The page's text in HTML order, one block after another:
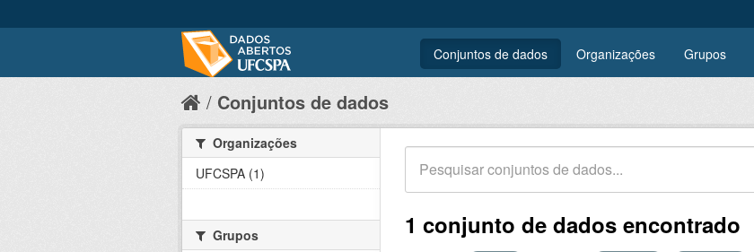
Conjuntos de dados Organizações Grupos
Conjuntos de dados
1 conjunto de dados encontrado
Organizações
UFCSPA (1)
Grupos